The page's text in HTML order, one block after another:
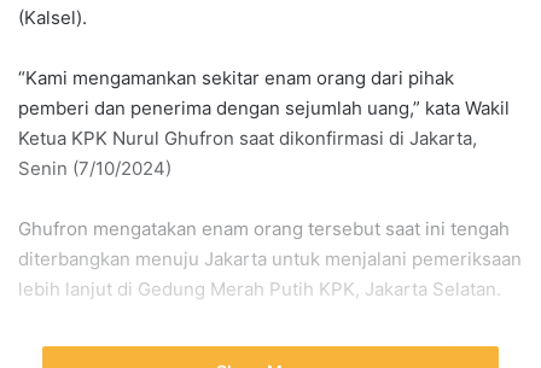
(Kalsel).
“Kami mengamankan sekitar enam orang dari pihak
pemberi dan penerima dengan sejumlah uang,” kata Wakil
Ketua KPK Nurul Ghufron saat dikonfirmasi di Jakarta,
Senin (7/10/2024)
Ghufron mengatakan enam orang tersebut saat ini tengah
diterbangkan menuju Jakarta untuk menjalani pemeriksaan
lebih lanjut di Gedung Merah Putih KPK, Jakarta Selatan.
Namun dia belum bisa memberikan penjelasan lebih lanjut